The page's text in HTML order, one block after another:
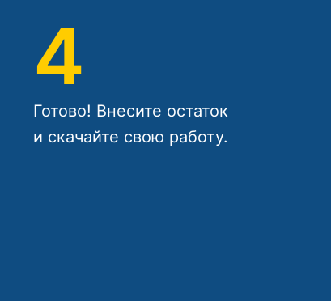
4
Готово! Внесите остаток
и скачайте свою работу.